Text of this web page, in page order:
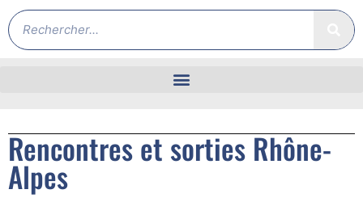
Rencontres et sorties Rhône-
Alpes